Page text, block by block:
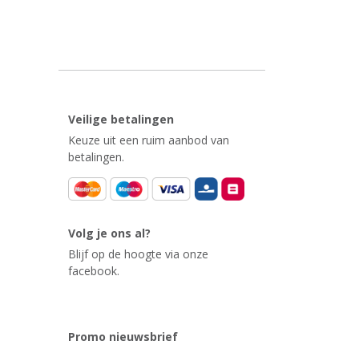
Veilige betalingen
Keuze uit een ruim aanbod van
betalingen.
Volg je ons al?
Blijf op de hoogte via onze
facebook.
Promo nieuwsbrief